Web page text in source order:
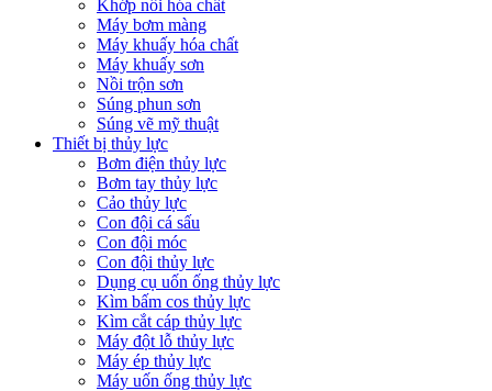
Khớp nối hóa chất
Máy bơm màng
Máy khuấy hóa chất
Máy khuấy sơn
Nồi trộn sơn
Súng phun sơn
Súng vẽ mỹ thuật
Thiết bị thủy lực
Bơm điện thủy lực
Bơm tay thủy lực
Cảo thủy lực
Con đội cá sấu
Con đội móc
Con đội thủy lực
Dụng cụ uốn ống thủy lực
Kìm bấm cos thủy lực
Kìm cắt cáp thủy lực
Máy đột lỗ thủy lực
Máy ép thủy lực
Máy uốn ống thủy lực